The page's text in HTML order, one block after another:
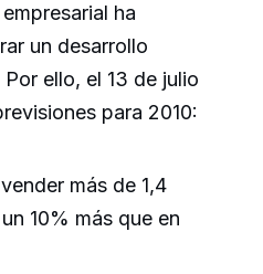
ha
un desarrollo
ello, el 13 de julio
para 2010:
más de 1,4
10% más que en